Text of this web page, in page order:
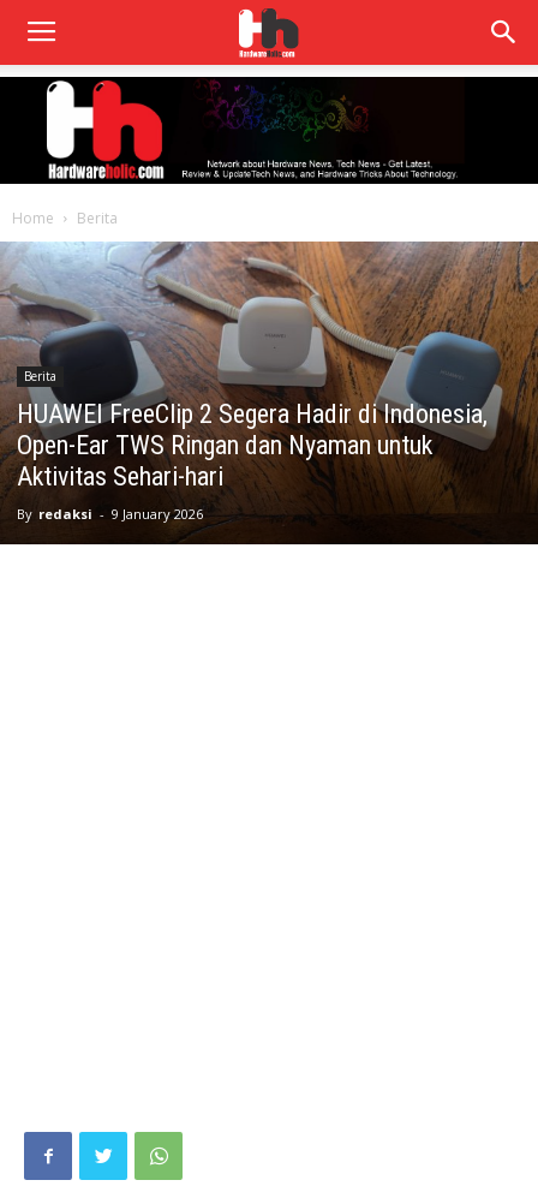
Home Berita
Berita
HUAWEI FreeClip 2 Segera Hadir di Indonesia,
Open-Ear TWS Ringan dan Nyaman untuk
Aktivitas Sehari-hari
By redaksi - 9 January 2026